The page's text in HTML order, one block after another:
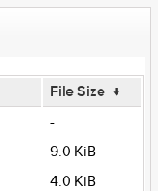
File Size ↓
-
9.0 KiB
4.0 KiB